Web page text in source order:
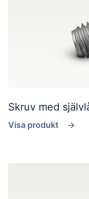
Skruv med
Visa produkt